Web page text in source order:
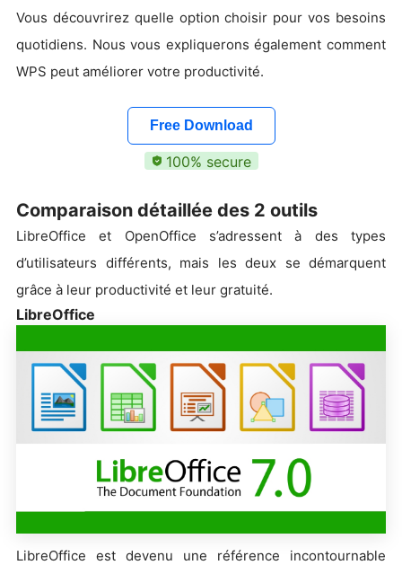
Vous découvrirez quelle option choisir pour vos besoins
quotidiens. Nous vous expliquerons également comment
WPS peut améliorer votre productivité.
Free Download
100% secure
Comparaison détaillée des 2 outils
LibreOffice et OpenOffice s’adressent à des types
d’utilisateurs différents, mais les deux se démarquent
grâce à leur productivité et leur gratuité.
LibreOffice
LibreOffice est devenu une référence incontournable